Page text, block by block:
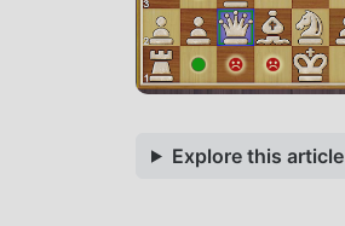
Explore this article